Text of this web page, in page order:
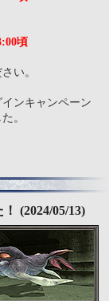
頃
い。
ンキャンペーン
。
(2024/05/13)